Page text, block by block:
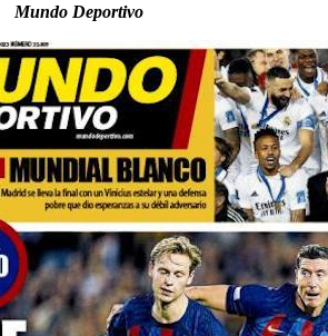
Mundo Deportivo